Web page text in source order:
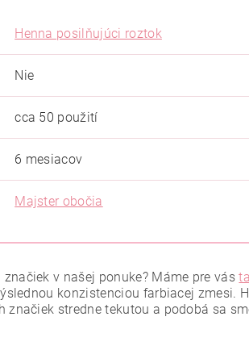
Henna posilňujúci roztok
Nie
cca 50 použití
6 mesiacov
Majster obočia
v našej ponuke? Máme pre vás
konzistenciou farbiacej zmesi.
stredne tekutou a podobá sa